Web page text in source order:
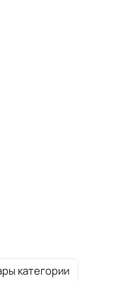
категории